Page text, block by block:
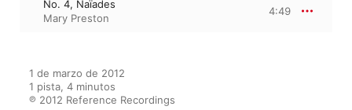
No. 4, Naïades
Mary Preston
4:49
1 de marzo de 2012
1 pista, 4 minutos
℗ 2012 Reference Recordings